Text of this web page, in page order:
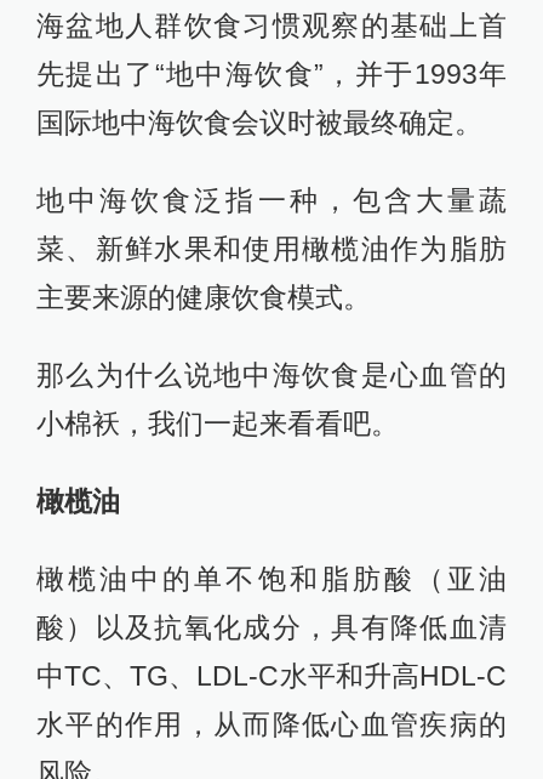
海盆地人群饮食习惯观察的基础上首
先提出了“地中海饮食”，并于1993年
国际地中海饮食会议时被最终确定。
地中海饮食泛指一种，包含大量蔬
菜、新鲜水果和使用橄榄油作为脂肪
主要来源的健康饮食模式。
那么为什么说地中海饮食是心血管的
小棉袄，我们一起来看看吧。
橄榄油
橄榄油中的单不饱和脂肪酸（亚油
酸）以及抗氧化成分，具有降低血清
中TC、TG、LDL-C水平和升高HDL-C
水平的作用，从而降低心血管疾病的